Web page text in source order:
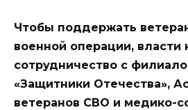
Чтобы поддержать
военной операции, власти
сотрудничество с
«Защитники Отечества»,
ветеранов СВО и медико-